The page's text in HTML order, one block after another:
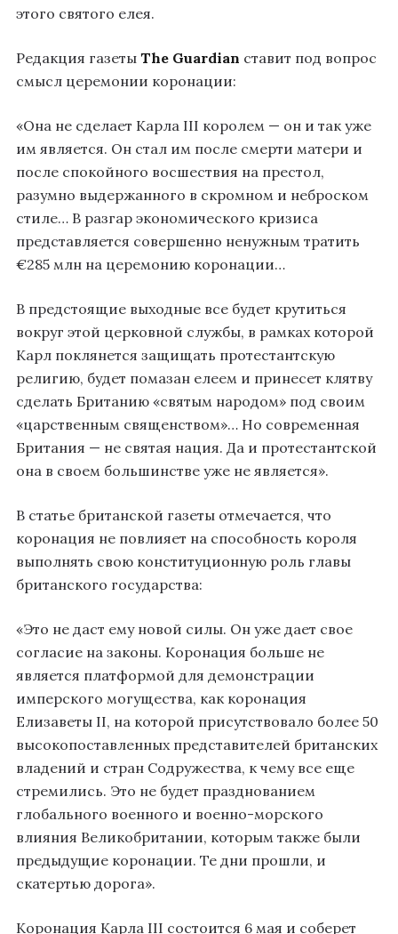
этого святого елея.
Редакция газеты The Guardian ставит под вопрос
смысл церемонии коронации:
«Она не сделает Карла III королем — он и так уже
им является. Он стал им после смерти матери и
после спокойного восшествия на престол,
разумно выдержанного в скромном и неброском
стиле… В разгар экономического кризиса
представляется совершенно ненужным тратить
€285 млн на церемонию коронации…
В предстоящие выходные все будет крутиться
вокруг этой церковной службы, в рамках которой
Карл поклянется защищать протестантскую
религию, будет помазан елеем и принесет клятву
сделать Британию «святым народом» под своим
«царственным священством»… Но современная
Британия — не святая нация. Да и протестантской
она в своем большинстве уже не является».
В статье британской газеты отмечается, что
коронация не повлияет на способность короля
выполнять свою конституционную роль главы
британского государства:
«Это не даст ему новой силы. Он уже дает свое
согласие на законы. Коронация больше не
является платформой для демонстрации
имперского могущества, как коронация
Елизаветы II, на которой присутствовало более 50
высокопоставленных представителей британских
владений и стран Содружества, к чему все еще
стремились. Это не будет празднованием
глобального военного и военно-морского
влияния Великобритании, которым также были
предыдущие коронации. Те дни прошли, и
скатертью дорога».
Коронация Карла III состоится 6 мая и соберет